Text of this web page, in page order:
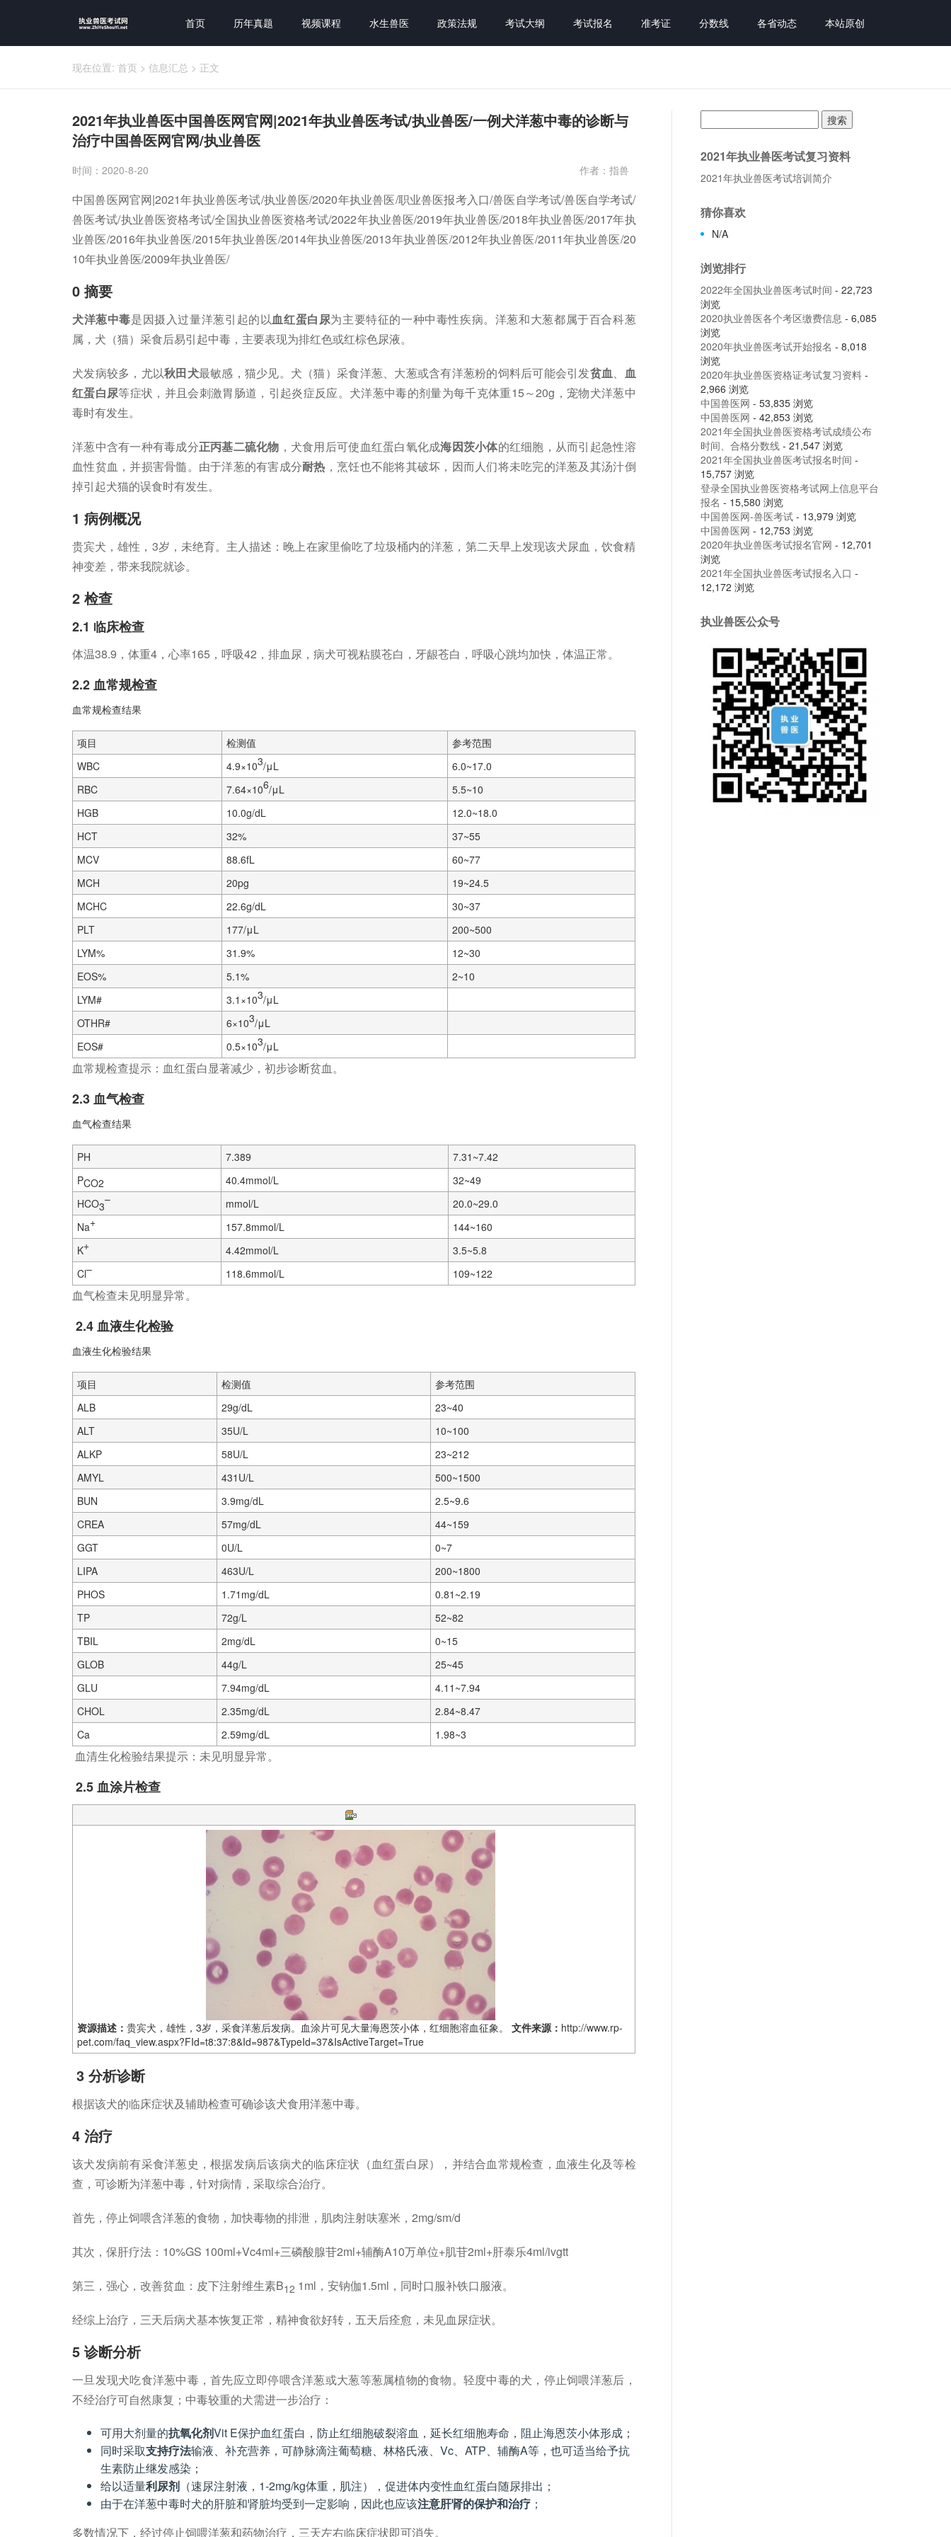
首页 历年真题 视频课程 水生兽医 政策法规 考试大纲 考试报名 准考证 分数线 各省动态 本站原创
现在位置: 首页 > 信息汇总 > 正文
2021年执业兽医中国兽医网官网|2021年执业兽医考试/执业兽医/一例犬洋葱中毒的诊断与
治疗中国兽医网官网/执业兽医
时间：2020-8-20 作者：指兽
中国兽医网官网|2021年执业兽医考试/执业兽医/2020年执业兽医/职业兽医报考入口/兽医自学考试/兽医自学考试/
兽医考试/执业兽医资格考试/全国执业兽医资格考试/2022年执业兽医/2019年执业兽医/2018年执业兽医/2017年执
业兽医/2016年执业兽医/2015年执业兽医/2014年执业兽医/2013年执业兽医/2012年执业兽医/2011年执业兽医/20
10年执业兽医/2009年执业兽医/
0 摘要
犬洋葱中毒是因摄入过量洋葱引起的以血红蛋白尿为主要特征的一种中毒性疾病。洋葱和大葱都属于百合科葱
属，犬（猫）采食后易引起中毒，主要表现为排红色或红棕色尿液。
犬发病较多，尤以秋田犬最敏感，猫少见。犬（猫）采食洋葱、大葱或含有洋葱粉的饲料后可能会引发贫血、 血
红蛋白尿等症状，并且会刺激胃肠道，引起炎症反应。犬洋葱中毒的剂量为每千克体重15～20g，宠物犬洋葱中
毒时有发生。
洋葱中含有一种有毒成分正丙基二硫化物 ，犬食用后可使血红蛋白氧化成海因茨小体的红细胞，从而引起急性溶
血性贫血，并损害骨髓。由于洋葱的有害成分耐热 ，烹饪也不能将其破坏，因而人们将未吃完的洋葱及其汤汁倒
掉引起犬猫的误食时有发生。
1 病例概况
贵宾犬，雄性，3岁，未绝育。主人描述：晚上在家里偷吃了垃圾桶内的洋葱，第二天早上发现该犬尿血，饮食精
神变差，带来我院就诊。
2 检查
2.1 临床检查
体温38.9，体重4，心率165，呼吸42，排血尿，病犬可视粘膜苍白，牙龈苍白，呼吸心跳均加快，体温正常。
2.2 血常规检查
血常规检查结果
项目 检测值
参考范围
WBC
4.9×103/μL
6.0~17.0
RBC
7.64×106/μL
5.5~10
HGB
10.0g/dL
12.0~18.0
HCT
32%
37~55
MCV
88.6fL
60~77
MCH
20pg
19~24.5
MCHC
22.6g/dL
30~37
PLT
177/μL
200~500
LYM%
31.9%
12~30
EOS%
5.1%
2~10
LYM#
3.1×103/μL
OTHR#
6×103/μL
EOS#
0.5×103/μL
血常规检查提示：血红蛋白显著减少，初步诊断贫血。
2.3 血气检查
血气检查结果
PH 7.389
7.31~7.42
PCO2 40.4mmol/L
32~49
HCO3
– mmol/L
20.0~29.0
Na+ 157.8mmol/L
144~160
K+ 4.42mmol/L
3.5~5.8
Cl– 118.6mmol/L 109~122
血气检查未见明显异常。
2.4 血液生化检验
血液生化检验结果
项目 检测值
参考范围
ALB
29g/dL
23~40
ALT
35U/L
10~100
ALKP
58U/L
23~212
AMYL
431U/L
500~1500
BUN
3.9mg/dL
2.5~9.6
CREA
57mg/dL
44~159
GGT
0U/L
0~7
LIPA
463U/L
200~1800
PHOS
1.71mg/dL
0.81~2.19
TP
72g/L
52~82
TBIL
2mg/dL
0~15
GLOB
44g/L
25~45
GLU
7.94mg/dL
4.11~7.94
CHOL
2.35mg/dL
2.84~8.47
Ca
2.59mg/dL 1.98~3
血清生化检验结果提示：未见明显异常。
2.5 血涂片检查
资源描述： 贵宾犬，雄性，3岁，采食洋葱后发病。血涂片可见大量海恩茨小体，红细胞溶血征象。 文件来源： http://www.rp-
pet.com/faq_view.aspx?FId=t8:37:8&Id=987&TypeId=37&IsActiveTarget=True
3 分析诊断
根据该犬的临床症状及辅助检查可确诊该犬食用洋葱中毒。
4 治疗
该犬发病前有采食洋葱史，根据发病后该病犬的临床症状（血红蛋白尿），并结合血常规检查，血液生化及等检
查，可诊断为洋葱中毒，针对病情，采取综合治疗。
首先，停止饲喂含洋葱的食物，加快毒物的排泄，肌肉注射呋塞米，2mg/sm/d
其次，保肝疗法：10%GS 100ml+Vc4ml+三磷酸腺苷2ml+辅酶A10万单位+肌苷2ml+肝泰乐4ml/ivgtt
第三，强心，改善贫血：皮下注射维生素B12 1ml，安钠伽1.5ml，同时口服补铁口服液。
经综上治疗，三天后病犬基本恢复正常，精神食欲好转，五天后痊愈，未见血尿症状。
5 诊断分析
一旦发现犬吃食洋葱中毒，首先应立即停喂含洋葱或大葱等葱属植物的食物。轻度中毒的犬，停止饲喂洋葱后，
不经治疗可自然康复；中毒较重的犬需进一步治疗：
可用大剂量的抗氧化剂Vit E保护血红蛋白，防止红细胞破裂溶血，延长红细胞寿命，阻止海恩茨小体形成；
同时采取支持疗法输液、补充营养，可静脉滴注葡萄糖、林格氏液、Vc、ATP、辅酶A等，也可适当给予抗
生素防止继发感染；
给以适量利尿剂 （速尿注射液，1-2mg/kg体重，肌注），促进体内变性血红蛋白随尿排出；
由于在洋葱中毒时犬的肝脏和肾脏均受到一定影响，因此也应该注意肝肾的保护和治疗 ；
多数情况下，经过停止饲喂洋葱和药物治疗，三天左右临床症状即可消失。
索：
2021年执业兽医考试复习资料
2021年执业兽医考试培训简介
猜你喜欢
N/A
浏览排行
2022年全国执业兽医考试时间 - 22,723
浏览
2020执业兽医各个考区缴费信息 - 6,085
浏览
2020年执业兽医考试开始报名 - 8,018
浏览
2020年执业兽医资格证考试复习资料-
2,966 浏览
中国兽医网 - 53,835 浏览
中国兽医网 - 42,853 浏览
2021年全国执业兽医资格考试成绩公布
时间、合格分数线- 21,547 浏览
2021年全国执业兽医考试报名时间 -
15,757 浏览
登录全国执业兽医资格考试网上信息平台
报名 - 15,580 浏览
中国兽医网-兽医考试- 13,979 浏览
中国兽医网 - 12,753 浏览
2020年执业兽医考试报名官网 - 12,701
浏览
2021年全国执业兽医考试报名入口 -
12,172 浏览
执业兽医公众号